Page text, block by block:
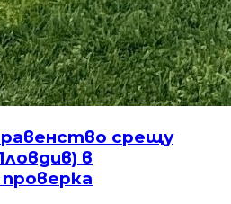
срещу
в